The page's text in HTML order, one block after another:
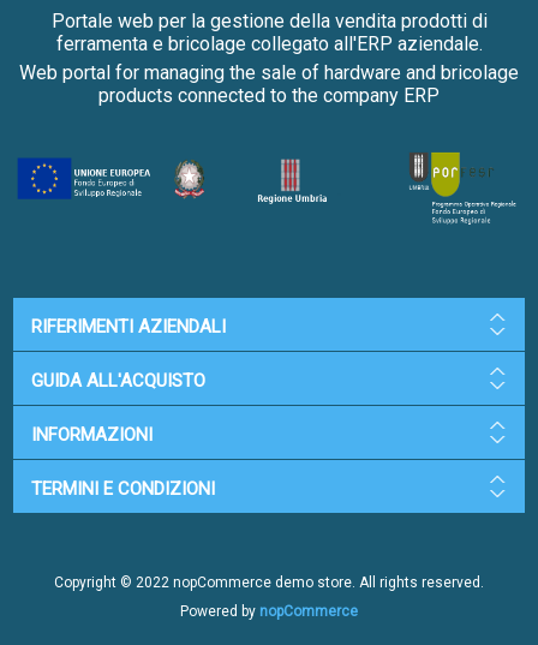
Portale web per la gestione della vendita prodotti di
ferramenta e bricolage collegato all'ERP aziendale.
Web portal for managing the sale of hardware and bricolage
products connected to the company ERP
RIFERIMENTI AZIENDALI
GUIDA ALL'ACQUISTO
INFORMAZIONI
TERMINI E CONDIZIONI
Copyright © 2022 nopCommerce demo store. All rights reserved.
Powered by nopCommerce